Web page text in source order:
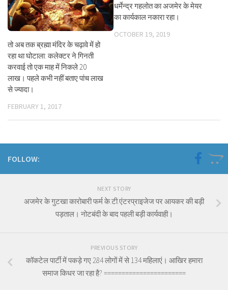
तो अब तक ब्रह्मा मंदिर के चढ़ावे में हो
रहा था घोटाला: कलेक्टर ने गिनती
करवाई तो एक माह में निकले 20
लाख। पहले कभी नहीं बताए पांच लाख
से ज्यादा।
FEBRUARY 1, 2017
धर्मेन्द्र गहलोत का अजमेर के मेयर
का कार्यकाल नकारा रहा।
OCTOBER 19, 2019
FOLLOW:
NEXT STORY
अजमेर के गुटखा कारोबारी फर्म के.टी.एंटरप्राइजेज पर आयकर की बड़ी
पड़ताल। नोटबंदी के बाद पहली बड़ी कार्यवाही।
PREVIOUS STORY
कॉकटेल पार्टी में पकड़े गए 284 लोगों में से 134 महिलाएं। आखिर हमारा
समाज किधर जा रहा है? =======================